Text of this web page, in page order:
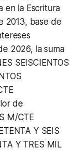
en la Escritura
2013, base de
2026, la suma
SEISCIENTOS
de
M/CTE
Y SEIS
Y TRES MIL